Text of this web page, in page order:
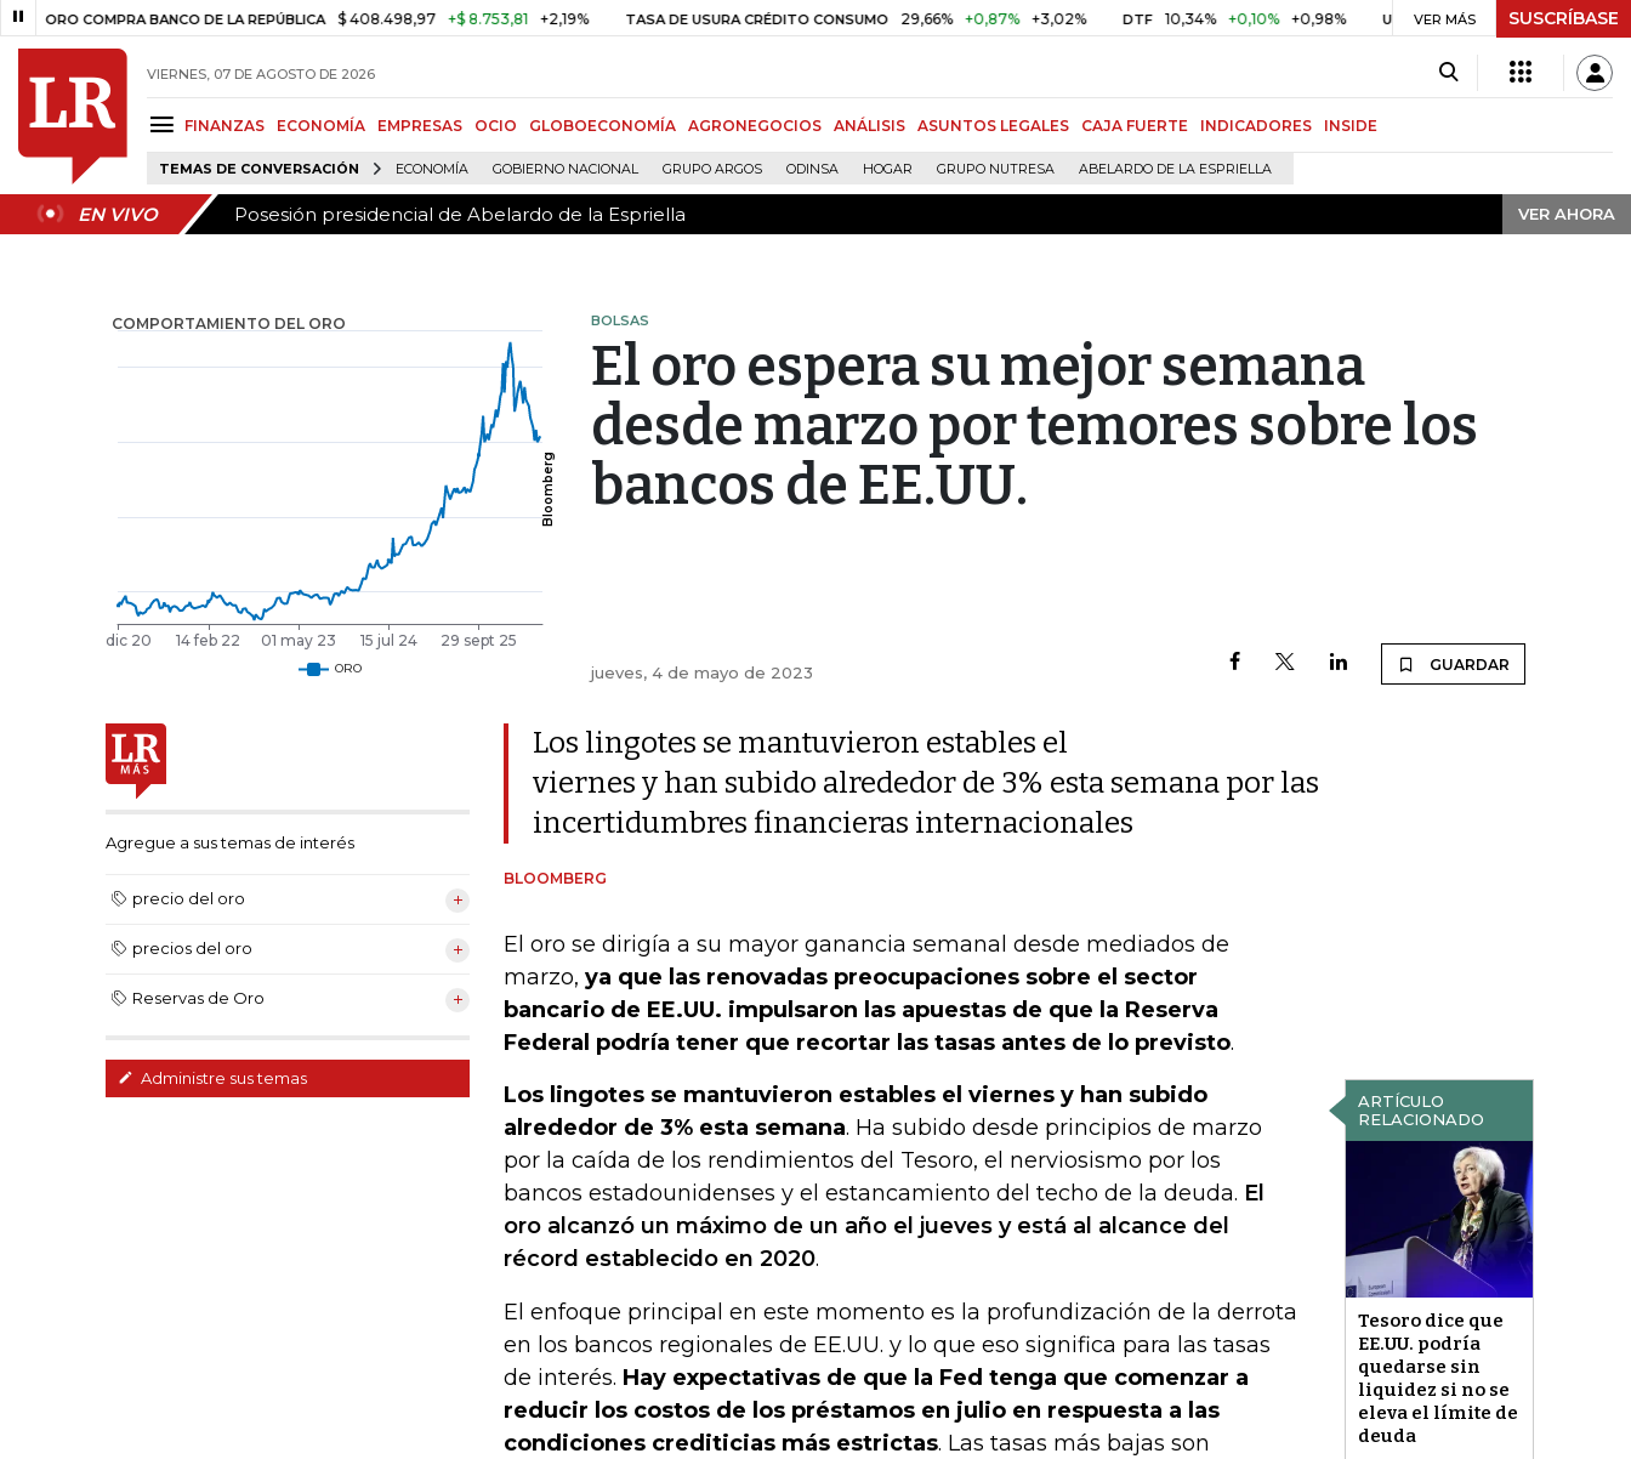
ORO COMPRA BANCO DE LA REPÚBLICA $ 408.498,97 +$ 8.753,81 +2,19% TASA DE USURA CRÉDITO CONSUMO 29,66% +0,87% +3,02% DTF 10,34% +0,10% +0,98% UVR $ 416,91 +$ 0,05 +0,01%
VER MÁS SUSCRÍBASE
VIERNES, 07 DE AGOSTO DE 2026
FINANZAS ECONOMÍA EMPRESAS OCIO GLOBOECONOMÍA AGRONEGOCIOS ANÁLISIS ASUNTOS LEGALES CAJA FUERTE INDICADORES INSIDE
TEMAS DE CONVERSACIÓN ECONOMÍA GOBIERNO NACIONAL GRUPO ARGOS ODINSA HOGAR GRUPO NUTRESA ABELARDO DE LA ESPRIELLA
EN VIVO Posesión presidencial de Abelardo de la Espriella VER AHORA
EN VIVO Posesión presidencial de Abelardo de la Espriella VER AHORA
BOLSAS
El oro espera su mejor semana
desde marzo por temores sobre los
bancos de EE.UU.
jueves, 4 de mayo de 2023 GUARDAR
Agregue a sus temas de interés
precio del oro
precios del oro
Reservas de Oro
Administre sus temas
Los lingotes se mantuvieron estables el
viernes y han subido alrededor de 3% esta semana por las
incertidumbres financieras internacionales
BLOOMBERG
El oro se dirigía a su mayor ganancia semanal desde mediados de
marzo, ya que las renovadas preocupaciones sobre el sector
bancario de EE.UU. impulsaron las apuestas de que la Reserva
Federal podría tener que recortar las tasas antes de lo previsto.
ARTÍCULO
RELACIONADO
Tesoro dice que
EE.UU. podría
quedarse sin
liquidez si no se
eleva el límite de
deuda
Los lingotes se mantuvieron estables el viernes y han subido
alrededor de 3% esta semana. Ha subido desde principios de marzo
por la caída de los rendimientos del Tesoro, el nerviosismo por los
bancos estadounidenses y el estancamiento del techo de la deuda. El
oro alcanzó un máximo de un año el jueves y está al alcance del
récord establecido en 2020.
El enfoque principal en este momento es la profundización de la derrota
en los bancos regionales de EE.UU. y lo que eso significa para las tasas
de interés. Hay expectativas de que la Fed tenga que comenzar a
reducir los costos de los préstamos en julio en respuesta a las
condiciones crediticias más estrictas. Las tasas más bajas son